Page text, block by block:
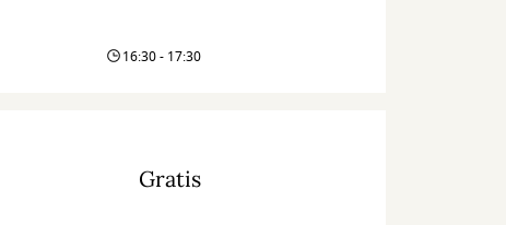
16:30 - 17:30
Gratis